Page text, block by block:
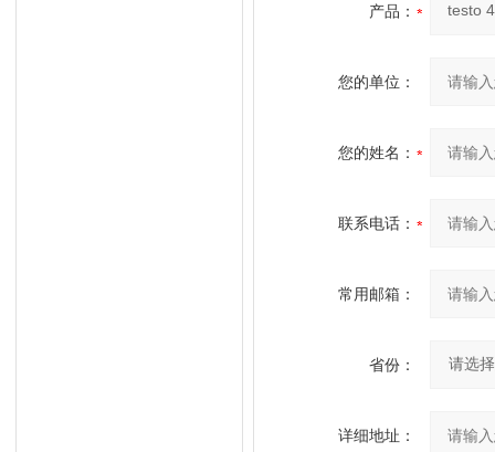
产品：
您的单位：
您的姓名：
联系电话：
常用邮箱：
省份：
详细地址：